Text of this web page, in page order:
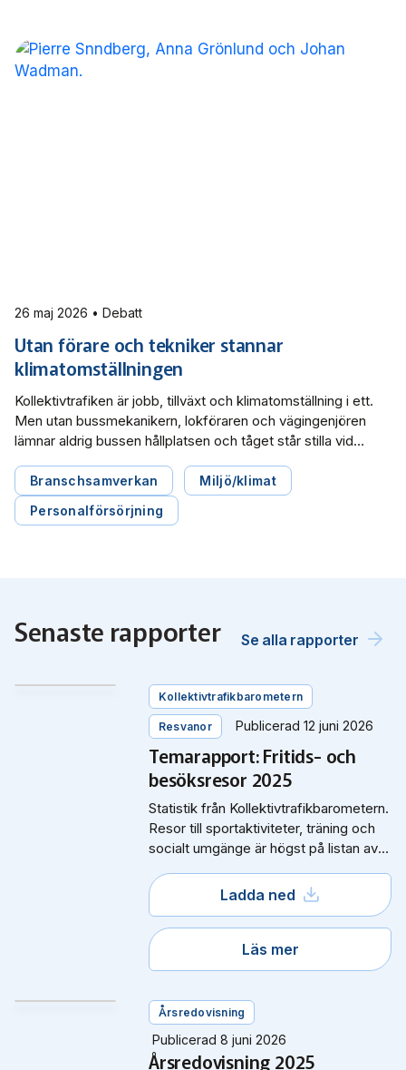
26 maj 2026 • Debatt
Utan förare och tekniker stannar
klimatomställningen
Kollektivtrafiken är jobb, tillväxt och klimatomställning i ett.
Men utan bussmekanikern, lokföraren och vägingenjören
lämnar aldrig bussen hållplatsen och tåget står stilla vid
för att vända utvecklingen, skriver Svensk Kollektivtrafik,
Sveriges Bussföretag, Tågföretagen i en debattartikel i
Dagens Samhälle.
Branschsamverkan
Miljö/klimat
Personalförsörjning
Se alla rapporter
Senaste rapporter
Kollektivtrafikbarometern
Resvanor Publicerad 12 juni 2026
Temarapport: Fritids- och
besöksresor 2025
Statistik från Kollektivtrafikbarometern.
Resor till sportaktiviteter, träning och
socialt umgänge är högst på listan av
Ladda ned
Läs mer
Årsredovisning
Publicerad 8 juni 2026
Årsredovisning 2025